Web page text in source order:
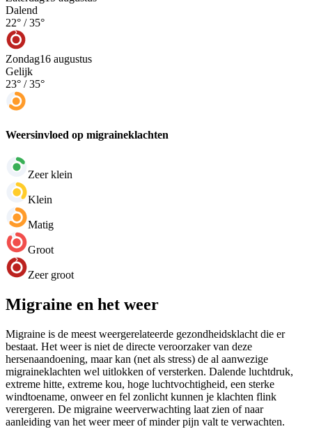
Dalend
22° /35°
Zondag16 augustus
Gelijk
23° /35°
Weersinvloed op migraineklachten
Zeer klein
Klein
Matig
Groot
Zeer groot
Migraine en het weer
Migraine is de meest weergerelateerde gezondheidsklacht die er
bestaat. Het weer is niet de directe veroorzaker van deze
hersenaandoening, maar kan (net als stress) de al aanwezige
migraineklachten wel uitlokken of versterken. Dalende luchtdruk,
extreme hitte, extreme kou, hoge luchtvochtigheid, een sterke
windtoename, onweer en fel zonlicht kunnen je klachten flink
verergeren. De migraine weerverwachting laat zien of naar
aanleiding van het weer meer of minder pijn valt te verwachten.